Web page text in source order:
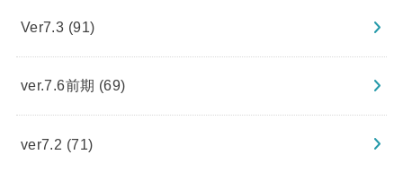
Ver7.3 (91)
ver.7.6前期 (69)
ver7.2 (71)